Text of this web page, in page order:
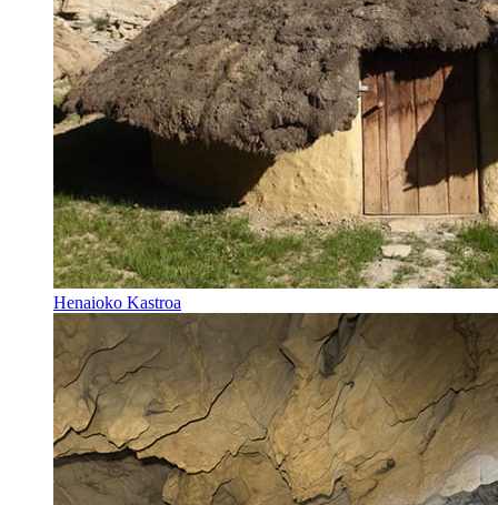
Henaioko Kastroa